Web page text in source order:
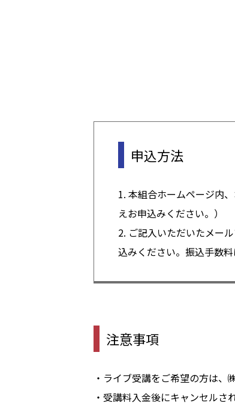
申込方法
1. 本組合ホームページ内
えお申込みください。）
2. ご記入いただいたメー
込みください。振込手数料
注意事項
・ライブ受講をご希望の方は、
・受講料入金後にキャンセル